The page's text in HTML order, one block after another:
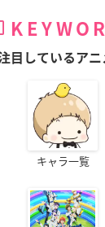
目しているアニ
キャラ一覧